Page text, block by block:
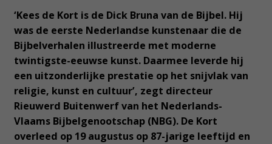
‘Kees de Kort is de Dick Bruna van de Bijbel. Hij
was de eerste Nederlandse kunstenaar die de
Bijbelverhalen illustreerde met moderne
twintigste-eeuwse kunst. Daarmee leverde hij
een uitzonderlijke prestatie op het snijvlak van
religie, kunst en cultuur’, zegt directeur
Rieuwerd Buitenwerf van het Nederlands-
Vlaams Bijbelgenootschap (NBG). De Kort
overleed op 19 augustus op 87-jarige leeftijd en